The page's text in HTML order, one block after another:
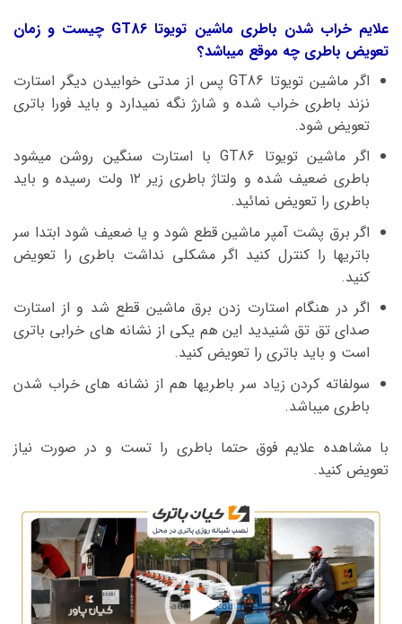
علایم خراب شدن باطری ماشین تویوتا GT86 چیست و زمان
تعویض باطری چه موقع میباشد؟
اگر ماشین تویوتا GT86 پس از مدتی خوابیدن دیگر استارت
نزند باطری خراب شده و شارژ نگه نمیدارد و باید فورا باتری
تعویض شود.
اگر ماشین تویوتا GT86 با استارت سنگین روشن میشود
باطری ضعیف شده و ولتاژ باطری زیر ۱۲ ولت رسیده و باید
باطری را تعویض نمائید.
اگر برق پشت آمپر ماشین قطع شود و یا ضعیف شود ابتدا سر
باتریها را کنترل کنید اگر مشکلی نداشت باطری را تعویض
کنید.
اگر در هنگام استارت زدن برق ماشین قطع شد و از استارت
صدای تق تق شنیدید این هم یکی از نشانه های خرابی باتری
است و باید باتری را تعویض کنید.
سولفاته کردن زیاد سر باطریها هم از نشانه های خراب شدن
باطری میباشد.
با مشاهده علایم فوق حتما باطری را تست و در صورت نیاز
تعویض کنید.
نمایشگر
ویدیو